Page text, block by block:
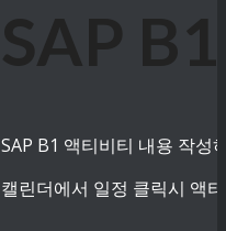
SAP
SAP B1 액티비티 내용 작성
캘린더에서 일정 클릭시 액